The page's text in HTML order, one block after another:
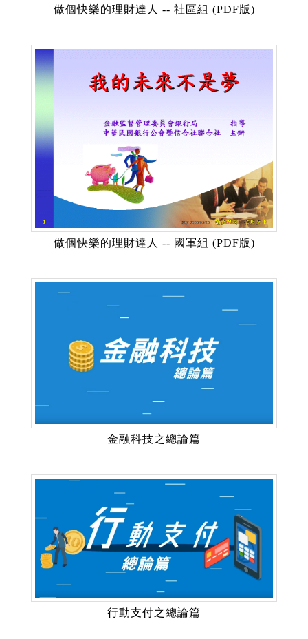
做個快樂的理財達人 -- 社區組 (PDF版)
做個快樂的理財達人 -- 國軍組 (PDF版)
金融科技之總論篇
行動支付之總論篇